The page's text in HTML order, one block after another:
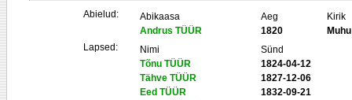
Abielud: Abikaasa Aeg
Kirik
Andrus TÜÜR
1820
Muhu
Lapsed:
Nimi
Sünd
Tõnu TÜÜR
1824-04-12
Tähve TÜÜR
1827-12-06
Eed TÜÜR
1832-09-21